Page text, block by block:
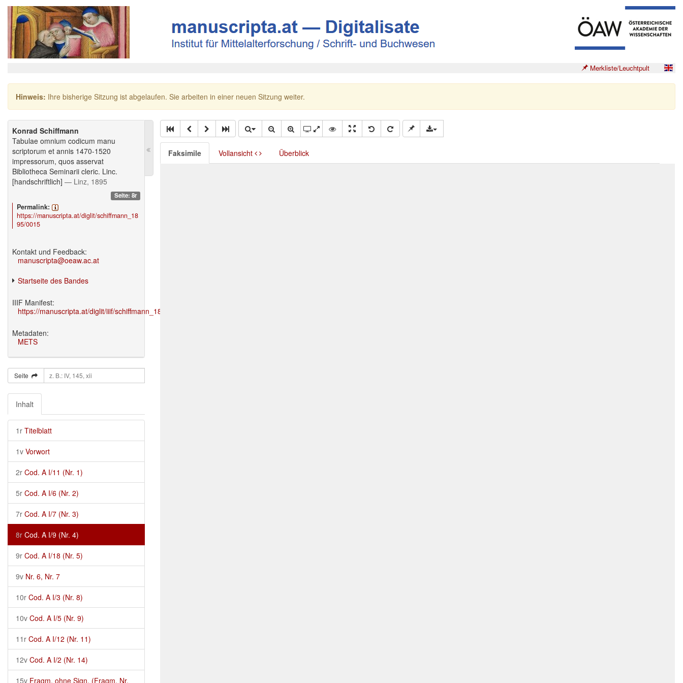
Merkliste/Leuchtpult
Hinweis: Ihre bisherige Sitzung ist abgelaufen. Sie arbeiten in einer neuen Sitzung weiter.
Konrad Schiffmann
Tabulae omnium codicum manu
scriptorum et annis 1470-1520
impressorum, quos asservat
Bibliotheca Seminarii cleric. Linc.
[handschriftlich] — Linz, 1895
Seite: 8r
Permalink:
https://manuscripta.at/diglit/schiffmann_18
95/0015
Kontakt und Feedback:
manuscripta@oeaw.ac.at
Startseite des Bandes
IIIF Manifest:
https://manuscripta.at/diglit/iiif/schiffmann_1895/manifest.json
Metadaten:
METS
Seite
Inhalt
1r Titelblatt
1v Vorwort
2r Cod. A I/11 (Nr. 1)
5r Cod. A I/6 (Nr. 2)
7r Cod. A I/7 (Nr. 3)
8r Cod. A I/9 (Nr. 4)
9r Cod. A I/18 (Nr. 5)
9v Nr. 6, Nr. 7
10r Cod. A I/3 (Nr. 8)
10v Cod. A I/5 (Nr. 9)
11r Cod. A I/12 (Nr. 11)
12v Cod. A I/2 (Nr. 14)
15v Fragm. ohne Sign. (Fragm. Nr.
Faksimile Vollansicht Überblick